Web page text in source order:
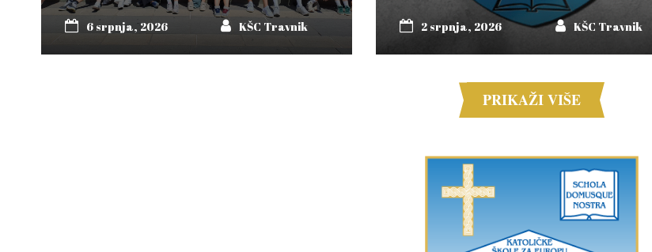
6 srpnja, 2026 KŠC Travnik 2 srpnja, 2026 KŠC Travnik
PRIKAŽI VIŠE